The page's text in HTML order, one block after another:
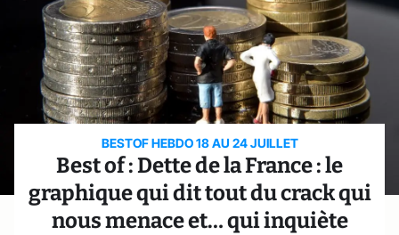
BESTOF HEBDO 18 AU 24 JUILLET
Best of : Dette de la France : le
graphique qui dit tout du crack qui
nous menace et… qui inquiète